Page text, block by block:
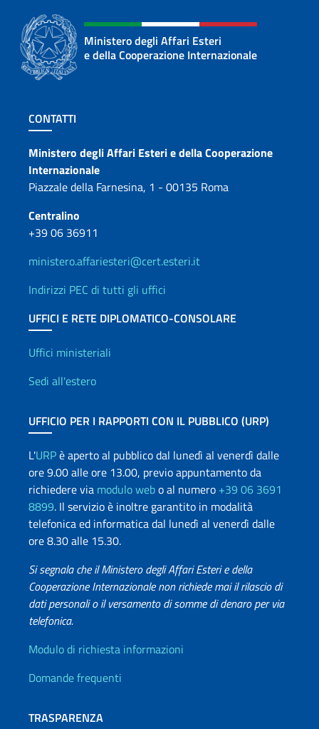
Ministero degli Affari Esteri
e della Cooperazione Internazionale
Sezione footer
CONTATTI
Contatti
Ministero degli Affari Esteri e della Cooperazione
Internazionale
Piazzale della Farnesina, 1 - 00135 Roma
Centralino
+39 06 36911
ministero.affariesteri@cert.esteri.it
Indirizzi PEC di tutti gli uffici
UFFICI E RETE DIPLOMATICO-CONSOLARE
Uffici e Rete diplomatica
Uffici ministeriali
Sedi all'estero
UFFICIO PER I RAPPORTI CON IL PUBBLICO (URP)
L'URPè aperto al pubblico dal lunedì al venerdì dalle
ore 9.00 alle ore 13.00, previo appuntamento da
richiedere via modulo webo al numero +39 06 3691
8899. Il servizio è inoltre garantito in modalità
telefonica ed informatica dal lunedì al venerdì dalle
ore 8.30 alle 15.30.
Si segnala che il Ministero degli Affari Esteri e della
Cooperazione Internazionale non richiede mai il rilascio di
dati personali o il versamento di somme di denaro per via
telefonica.
Info utili
Modulo di richiesta informazioni
Domande frequenti
TRASPARENZA